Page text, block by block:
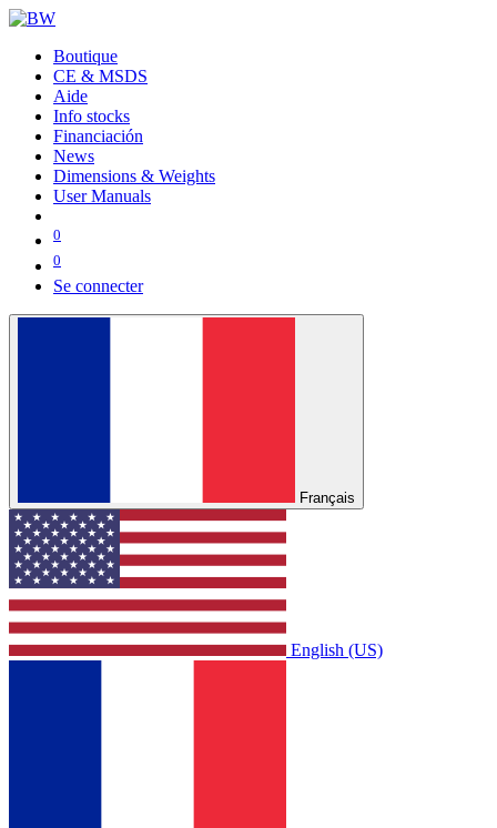
Boutique
CE & MSDS
Aide
Info stocks
Financiación
News
Dimensions & Weights
User Manuals
0
0
Se connecter
Français
English (US)